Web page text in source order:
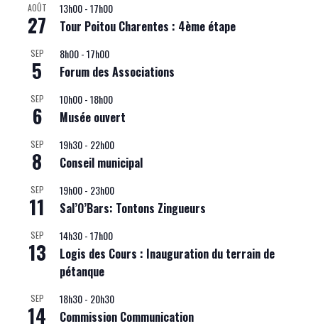
AOÛT
27
13h00-17h00
Tour Poitou Charentes : 4ème étape
SEP
5
8h00-17h00
Forum des Associations
SEP
6
10h00-18h00
Musée ouvert
SEP
8
19h30- 22h00
Conseil municipal
SEP
11
19h00- 23h00
Sal’O’Bars: Tontons Zingueurs
SEP
13
14h30-17h00
Logis des Cours : Inauguration du terrain de
pétanque
SEP
14
18h30- 20h30
Commission Communication